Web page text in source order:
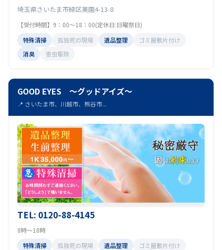
埼玉県さいたま市緑区美園4-13-8
【受付時間】9：00～18：00(定休日:日曜祭日)
特殊清掃
孤独死の現場 遺品整理
ゴミ屋敷片付け
消臭
害虫駆除
GOOD EYES ～グッドアイズ～
📍 さいたま市、川越市、熊谷市...
TEL: 0120-88-4145
8時～18時
特殊清掃
孤独死の現場 遺品整理
ゴミ屋敷片付け